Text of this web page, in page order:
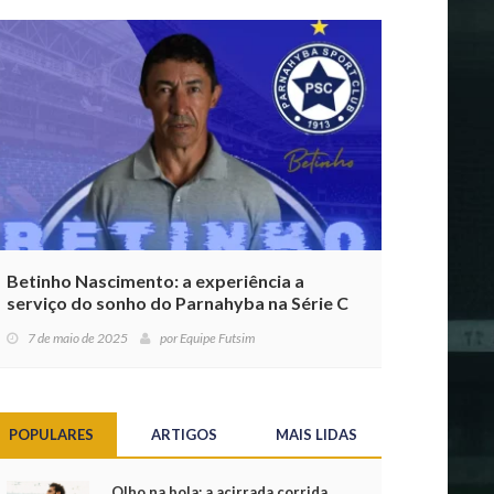
Betinho Nascimento: a experiência a
serviço do sonho do Parnahyba na Série C
7 de maio de 2025 porEquipe Futsim
POPULARES ARTIGOS MAIS LIDAS